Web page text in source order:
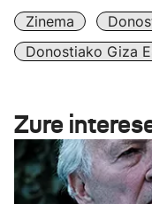
Zinema
Donostiako Giza
Zure